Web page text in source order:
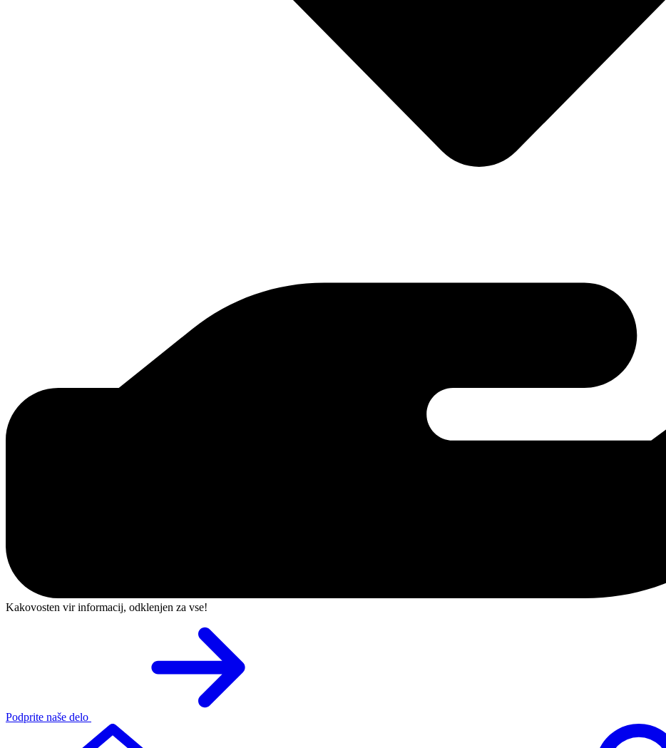
Kakovosten vir informacij, odklenjen za vse!
Podprite naše delo